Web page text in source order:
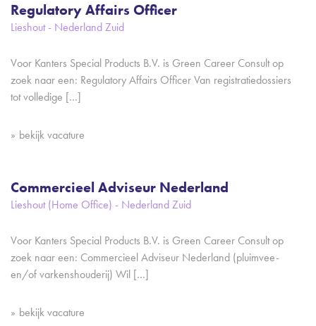
Regulatory Affairs Officer
Lieshout - Nederland Zuid
Voor Kanters Special Products B.V. is Green Career Consult op
zoek naar een: Regulatory Affairs Officer Van registratiedossiers
tot volledige […]
bekijk vacature
Commercieel Adviseur Nederland
Lieshout (Home Office) - Nederland Zuid
Voor Kanters Special Products B.V. is Green Career Consult op
zoek naar een: Commercieel Adviseur Nederland (pluimvee-
en/of varkenshouderij) Wil […]
bekijk vacature